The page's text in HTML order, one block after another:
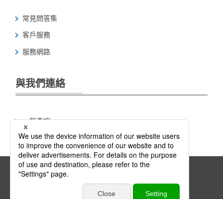
常見問答集
客戶服務
服務網路
與我們連絡
一般查詢
產品試作要求/考慮採購
連結政策
© JTEKT Thermo Systems Corporation